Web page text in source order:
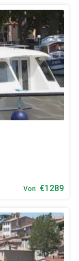
Von €1289